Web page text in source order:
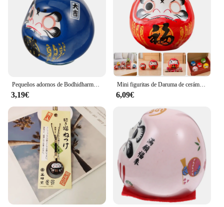
Pequeños adornos de Bodhidharma, juguetes para coche, estatua de cerámica Daruma, estatua de riqueza, figuritas de porcelana, cerámica Darumafigurines para amantes japoneses
3,19€
Mini figuritas de Daruma de cerámica, figuritas japonesas coleccionables, buena suerte, fortuna, suerte, decoración Fengshui, Rojo
6,09€